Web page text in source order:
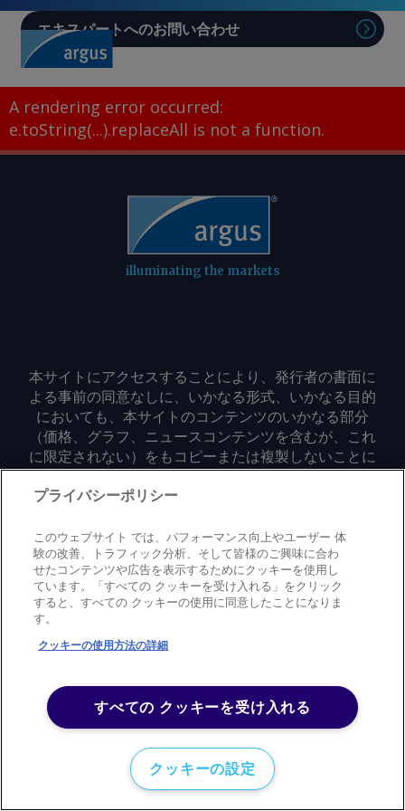
エキスパートへのお問い合わせ
A rendering error occurred:
e.toString(...).replaceAll is not a function.
illuminating the markets
本サイトにアクセスすることにより、発行者の書面に
よる事前の同意なしに、いかなる形式、いかなる目的
においても、本サイトのコンテンツのいかなる部分
（価格、グラフ、ニュースコンテンツを含むが、これ
に限定されない）をもコピーまたは複製しないことに
同意するものとする。
© 2026 アーガス・メディア・グループ
Privacy policy TrademarkCopyright policyTerms of use
Modern slavery statementCareersContact usSupport
プライバシーポリシー
このウェブサイト では、パフォーマンス向上やユーザー 体
験の改善、トラフィック分析、そして皆様のご興味に合わ
せたコンテンツや広告を表示するためにクッキーを使用し
ています。「すべての クッキーを受け入れる」をクリック
すると、すべての クッキーの使用に同意したことになりま
す。
クッキーの使用方法の詳細
すべての クッキーを受け入れる
クッキーの設定